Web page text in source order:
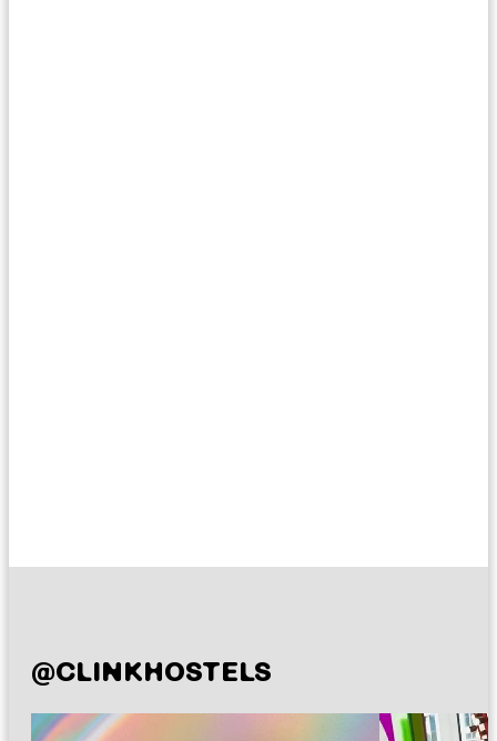
@CLINKHOSTELS